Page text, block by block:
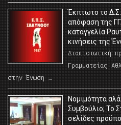
Έκπτωτο το
απόφαση της
καταγγελία
κινήσεις της
Διαπιστωτική
Γραμματείας
στην Ένωση …
Νομιμότητα
Συμβούλιο; Το
σελίδες